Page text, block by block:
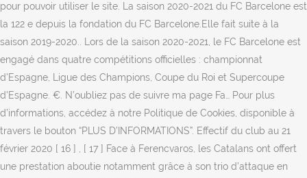
pour pouvoir utiliser le site. La saison 2020-2021 du FC Barcelone est
la 122 e depuis la fondation du FC Barcelone.Elle fait suite à la
saison 2019-2020.. Lors de la saison 2020-2021, le FC Barcelone est
engagé dans quatre compétitions officielles : championnat
d'Espagne, Ligue des Champions, Coupe du Roi et Supercoupe
d'Espagne. €. N’oubliez pas de suivre ma page Fa… Pour plus
d’informations, accédez à notre Politique de Cookies, disponible à
travers le bouton “PLUS D’INFORMATIONS”. Effectif du club au 21
février 2020 [ 16 ] , [ 17 ] Face à Ferencvaros, les Catalans ont offert
une prestation aboutie notamment grâce à son trio d’attaque en